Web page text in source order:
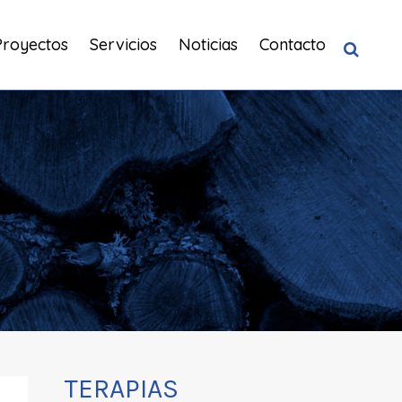
Servicios Noticias Contacto
TERAPIAS